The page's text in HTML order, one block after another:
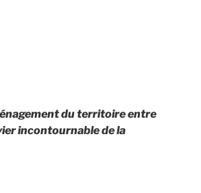
du territoire entre
incontournable de la